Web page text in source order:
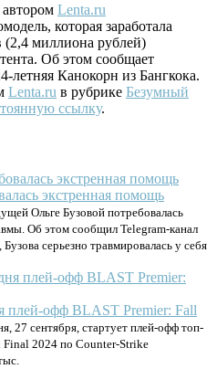
автором Lenta.ru
которая заработала
(2,4 миллиона рублей)
Об этом сообщает
летняя Канокорн из Бангкока.
Lenta.ru в рубрике Безумный
ссылку.
экстренная помощь
Ольге Бузовой потребовалась
Об этом сообщил Telegram-канал
серьезно травмировалась у себя
плей-офф BLAST Premier: Fall
27 сентября, стартует плей-офф топ-
2024 по Counter-Strike